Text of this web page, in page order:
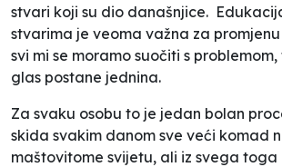
stvari koji su dio današnjice.
stvarima je veoma važna za
svi mi se moramo suočiti s
glas postane jednina.
Za svaku osobu to je jedan bolan
skida svakim danom sve veći komad
maštovitome svijetu, ali iz svega toga